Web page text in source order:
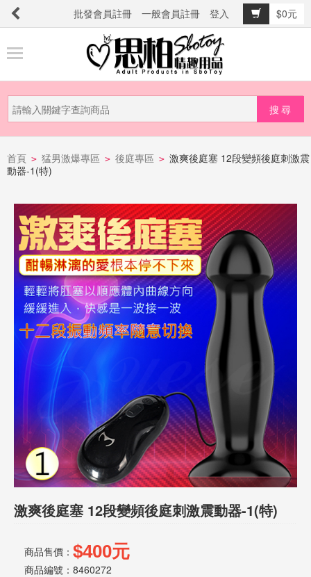
批發會員註冊 一般會員註冊 登入
$0元
品
新
品
上
提
防
詐
話
批
說
明
首頁 > 猛男激爆專區 > 後庭專區 > 激爽後庭塞 12段變頻後庭刺激震
動器-1(特)
激爽後庭塞 12段變頻後庭刺激震動器-1(特)
商品售價： $400元
商品編號：8460272